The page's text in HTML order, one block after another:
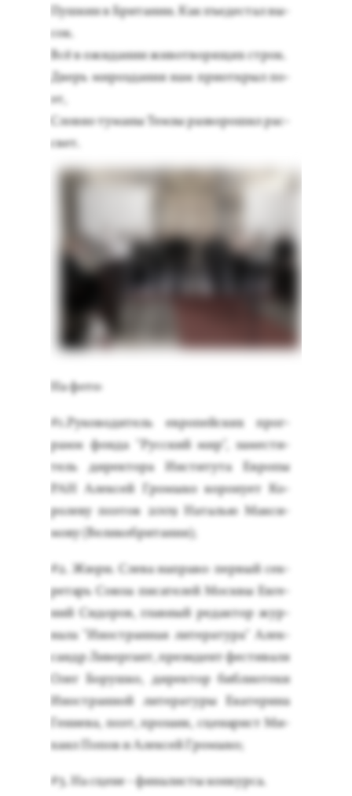
Пуш­кин в Бри­тании. Как пъ­едес­тал вы­
сок.
Всё в ожи­дании жи­вот­во­рящих строк.
Дверь ми­роз­да­ния нам при­от­крыл по­
эт,
Слов­но ту­маны Тем­зы раз­во­рошил рас­
свет.
На фо­то:
#1.Ру­ково­дитель ев­ро­пей­ских прог­
рамм фон­да "Рус­ский мир", за­мес­ти­
тель ди­рек­то­ра Ин­сти­тута Ев­ро­пы
РАН Алек­сей Гро­мыко ко­рону­ет Ко­
роле­ву по­этов 2009 На­талью Мак­си­
мову (Ве­ликоб­ри­тания);
#2. Жю­ри. Сле­ва нап­ра­во: пер­вый сек­
ре­тарь Со­юза пи­сате­лей Мос­квы Ев­ге­
ний Си­доров, глав­ный ре­дак­тор жур­
на­ла "Инос­тран­ная ли­тера­тура" Алек­
сандр Ли­вер­гант, пре­зидент фес­ти­валя
Олег Бо­руш­ко, ди­рек­тор биб­ли­оте­ки
Инос­тран­ной ли­тера­туры Ека­тери­на
Ге­ни­ева, по­эт, про­за­ик, сце­нарист Ми­
ха­ил По­пов и Алек­сей Гро­мыко;
#3. На сце­не - фи­налис­ты кон­курса.